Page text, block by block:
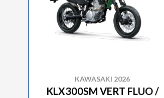
KAWASAKI 2026
KLX300SM VERT FLUO /